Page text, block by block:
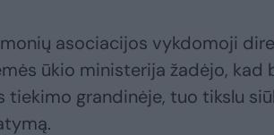
asociacijos vykdomoji
ūkio ministerija žadėjo, kad
tiekimo grandinėje, tuo tikslu